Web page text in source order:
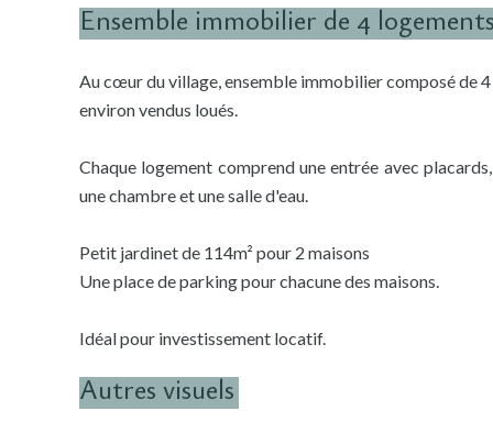
Ensemble immobilier de 4
Au cœur du village, ensemble immobilier composé de
environ vendus loués.
Chaque logement comprend une entrée avec
une chambre et une salle d'eau.
Petit jardinet de 114m² pour 2 maisons
Une place de parking pour chacune des maisons.
Idéal pour investissement locatif.
Autres visuels